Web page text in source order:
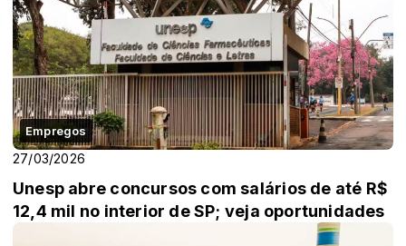
Empregos
27/03/2026
Unesp abre concursos com salários de até R$
12,4 mil no interior de SP; veja oportunidades